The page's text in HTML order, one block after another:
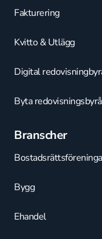
Fakturering
Kvitto & Utlägg
Digital
Byta redovisningsbyrå
Branscher
Bygg
Ehandel